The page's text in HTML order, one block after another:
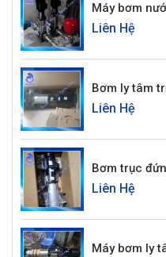
Máy bơm
Liên Hệ
Bơm ly tâm
Liên Hệ
Bơm trục
Liên Hệ
Máy bơm ly